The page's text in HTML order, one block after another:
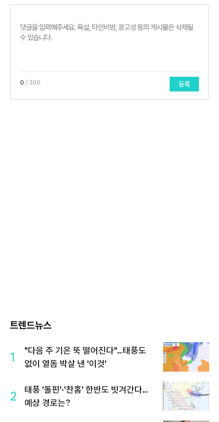
0 / 300 등록
트렌드뉴스
1
"다음 주 기온 뚝 떨어진다"…태풍도
없이 열돔 박살 낸 '이것'
2
태풍 '돌핀'·'찬홈' 한반도 빗겨간다…
예상 경로는?